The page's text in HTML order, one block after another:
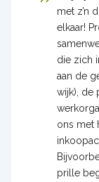
met z’n
elkaar!
die zich
aan de
wijk), de
ons met
prille